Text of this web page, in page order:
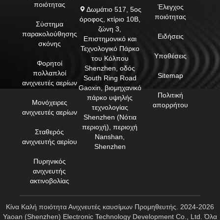
ποιότητας
Σύστημα
παρακολούθησης
σκόνης
Φορητοί
πολλαπλοί
ανιχνευτές αερίων
Μονόχειρες
ανιχνευτές αερίων
Σταθερός
ανιχνευτής αερίου
Πυρηνικός
ανιχνευτής
ακτινοβολίας
Δωμάτιο 517, 5ος
όροφος, κτίριο 10Β,
ζώνη 3,
Επιστημονικό και
Τεχνολογικό Πάρκο
του Κόλπου
Shenzhen, οδός
South Ring Road
Gaoxin, βιομηχανικό
πάρκο υψηλής
τεχνολογίας
Shenzhen (Νότια
περιοχή), περιοχή
Nanshan,
Shenzhen
Έλεγχος
ποιότητας
Ειδήσεις
Υποθέσεις
Sitemap
Πολιτική
απορρήτου
Κίνα Καλή ποιότητα Ανιχνευτές καυσίμων Προμηθευτής. 2024-2026
Yaoan (Shenzhen) Electronic Technology Development Co., Ltd. Όλα